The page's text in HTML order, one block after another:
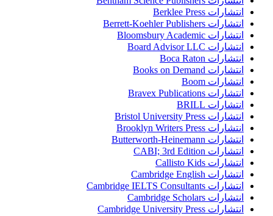
انتشارات Berklee Press
انتشارات Berrett-Koehler Publishers
انتشارات Bloomsbury Academic
انتشارات Board Advisor LLC
انتشارات Boca Raton
انتشارات Books on Demand
انتشارات Boom
انتشارات Bravex Publications
انتشارات BRILL
انتشارات Bristol University Press
انتشارات Brooklyn Writers Press
انتشارات Butterworth-Heinemann
انتشارات CABI; 3rd Edition
انتشارات Callisto Kids
انتشارات Cambridge English
انتشارات Cambridge IELTS Consultants
انتشارات Cambridge Scholars
انتشارات Cambridge University Press